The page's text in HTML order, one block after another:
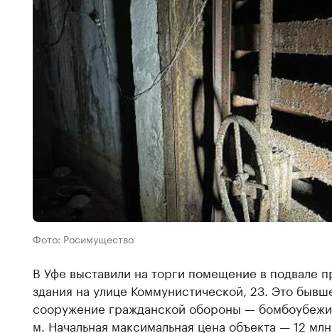
Фото: Росимущество
В Уфе выставили на торги помещение в подвале
здания на улице Коммунистической, 23. Это
сооружение гражданской обороны —
м. Начальная максимальная цена объекта — 12